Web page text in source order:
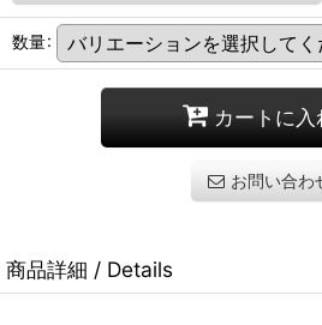
数量:
カートに入
お問い合わ
商品詳細 / Details